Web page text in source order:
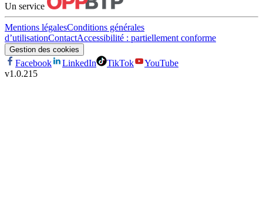
Un service
Mentions légalesConditions générales
d’utilisationContactAccessibilité : partiellement conforme
Gestion des cookies
Facebook LinkedIn TikTok
YouTube
v1.0.215